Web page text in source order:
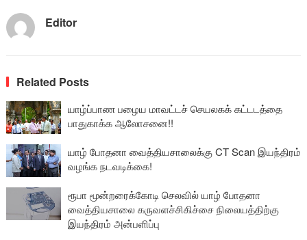
Editor
Related Posts
யாழ்ப்பாண பழைய மாவட்டச் செயலகக் கட்டடத்தை
பாதுகாக்க ஆலோசனை!!
யாழ் போதனா வைத்தியசாலைக்கு CT Scan இயந்திரம்
வழங்க நடவடிக்கை!
ரூபா மூன்றரைக்கோடி செலவில் யாழ் போதனா
வைத்தியசாலை கருவளச்சிகிச்சை நிலையத்திற்கு
இயந்திரம் அன்பளிப்பு